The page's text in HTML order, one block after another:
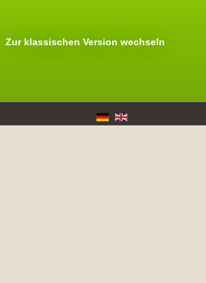
Zur klassischen Version wechseln